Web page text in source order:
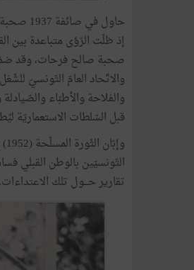
حاول
صحبة صالح فرحات، وقد ضمّ
والاتّحاد العامّ التّونسيّ
والفلاحة والأطبّاء
قبل السّلطات الاستعماريّة ليُطلق
التّونسيّين بالوطن القبلي
تقارير حـــول تلك الاعتداءات.